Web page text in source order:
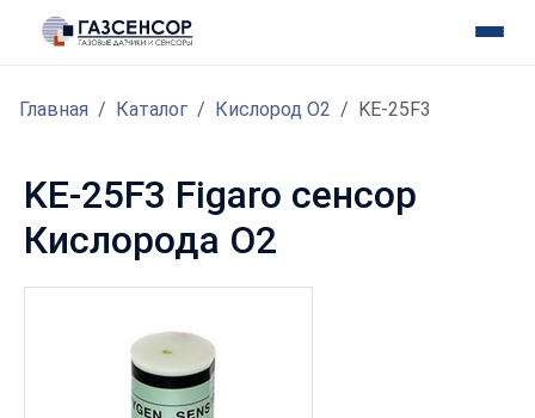
Главная Каталог Кислород O2 KE-25F3
KE-25F3 Figaro сенсор
Кислорода O2